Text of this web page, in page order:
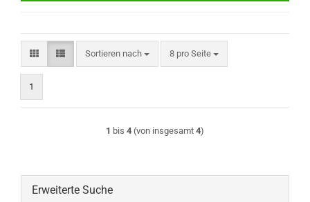
Sortieren nach
Sortieren nach 8 pro Seite
pro Seite
1
1 bis 4 (von insgesamt 4)
Erweiterte Suche